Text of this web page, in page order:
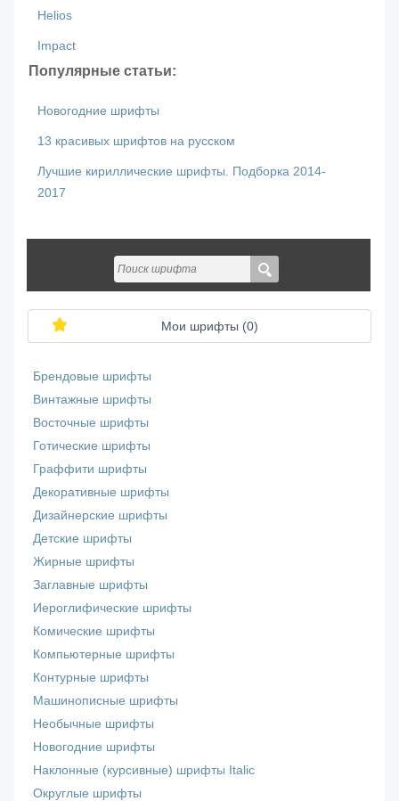
Helios
Impact
Популярные статьи:
Новогодние шрифты
13 красивых шрифтов на русском
Лучшие кириллические шрифты. Подборка 2014-
2017
Мои шрифты (0)
Брендовые шрифты
Винтажные шрифты
Восточные шрифты
Готические шрифты
Граффити шрифты
Декоративные шрифты
Дизайнерские шрифты
Детские шрифты
Жирные шрифты
Заглавные шрифты
Иероглифические шрифты
Комические шрифты
Компьютерные шрифты
Контурные шрифты
Машинописные шрифты
Необычные шрифты
Новогодние шрифты
Наклонные (курсивные) шрифты Italic
Округлые шрифты